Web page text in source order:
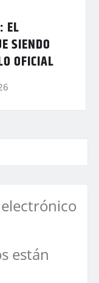
EL
SIENDO
OFICIAL
están